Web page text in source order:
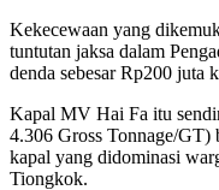
Kekecewaan yang
tuntutan jaksa dalam
denda sebesar Rp200 juta
Kapal MV Hai Fa itu
4.306 Gross Tonnage/GT)
kapal yang didominasi
Tiongkok.